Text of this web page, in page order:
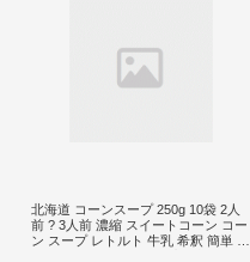
北海道 コーンスープ 250g 10袋 2人
前 ? 3人前 濃縮 スイートコーン コー
ン スープ レトルト 牛乳 希釈 簡単 と